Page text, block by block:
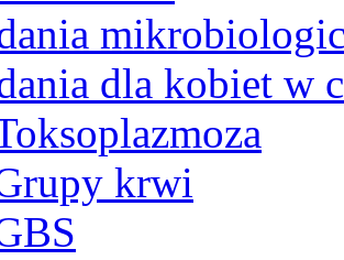
dla kobiet w
krwi